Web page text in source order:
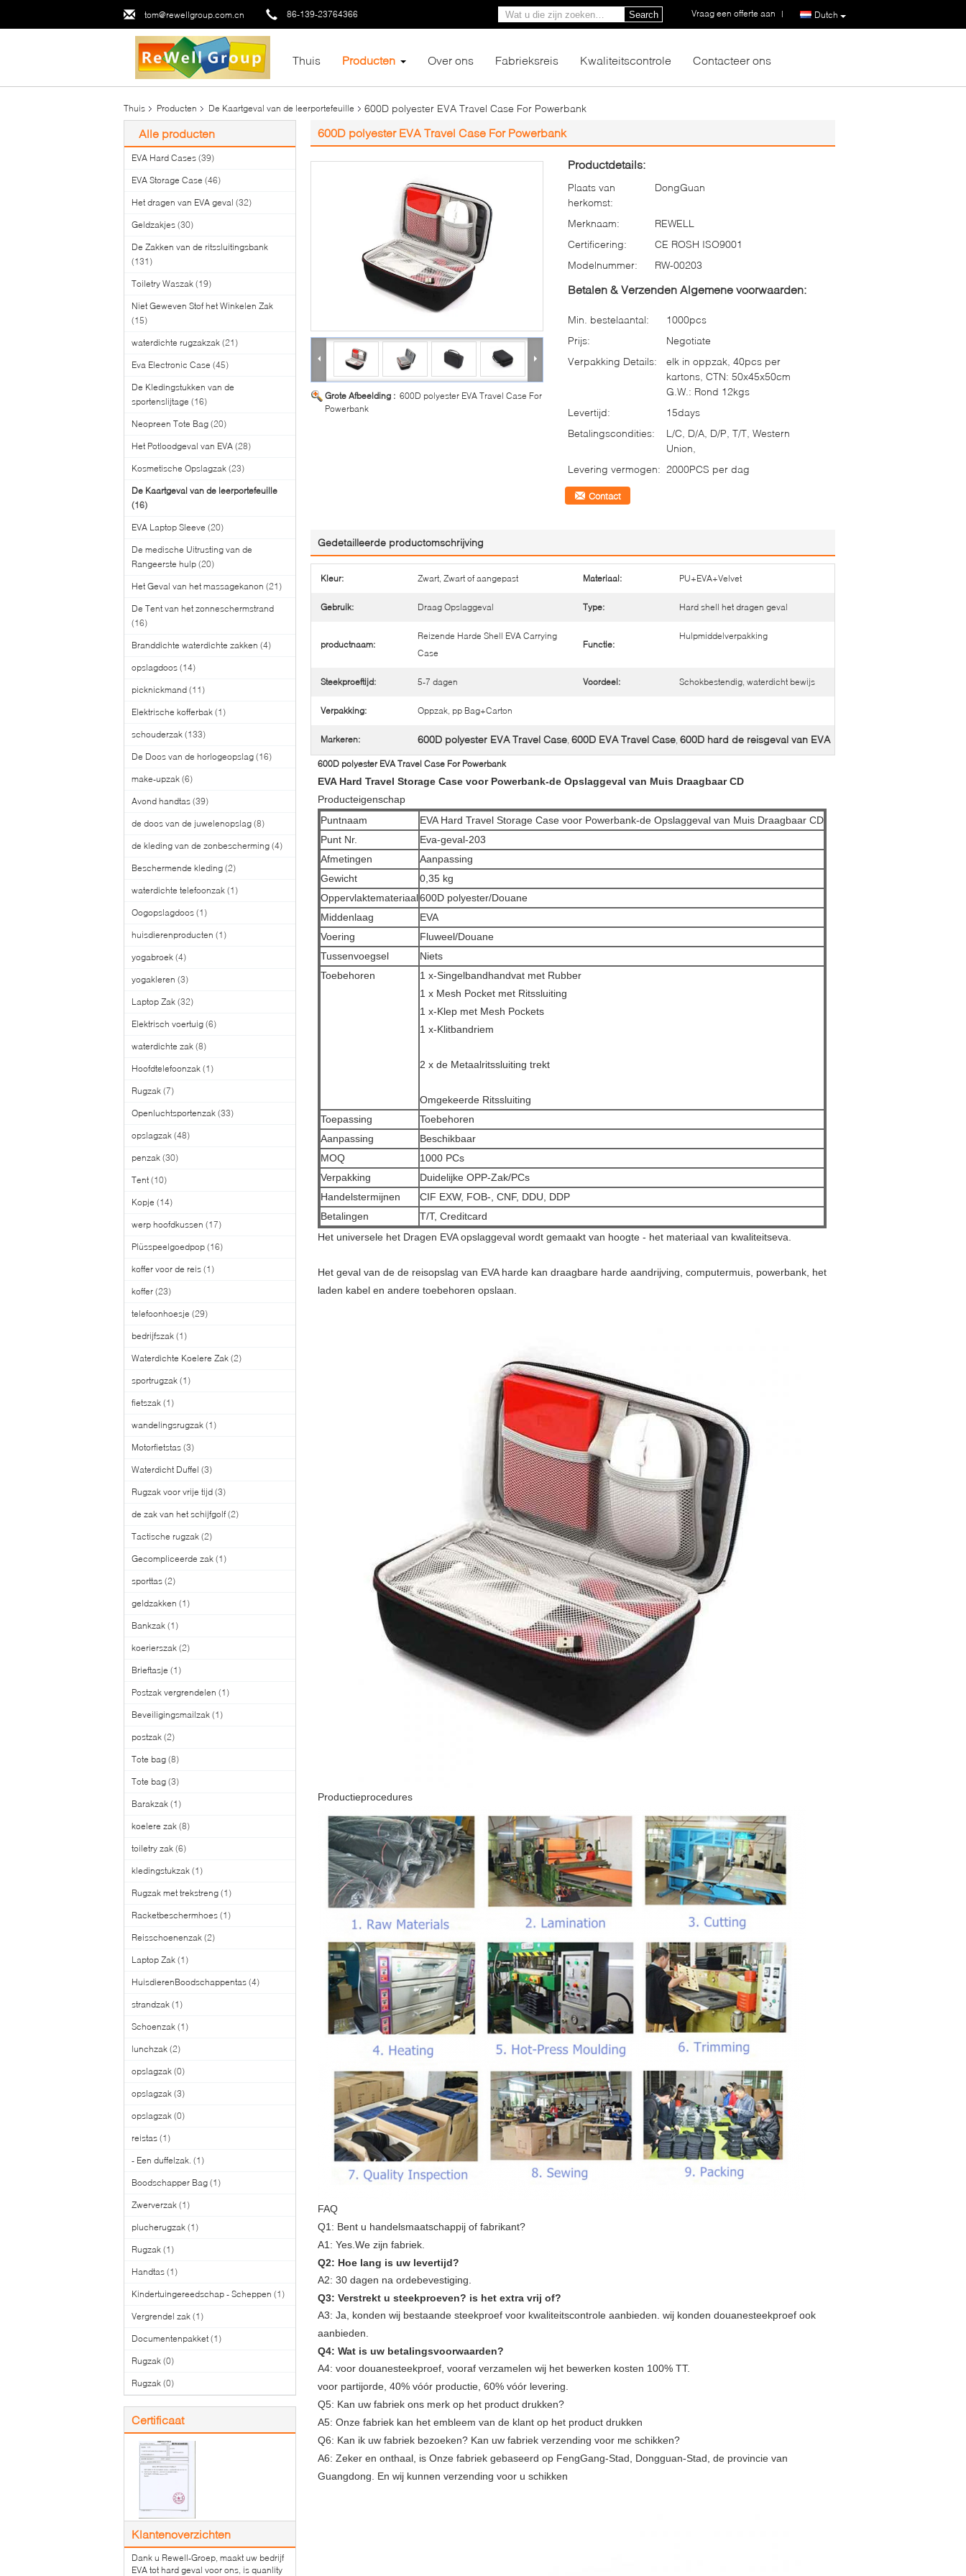
tom@rewellgroup.com.cn 86-139-23764366 Dutch
Vraag een offerte aan |
Search
Thuis Producten Over ons Fabrieksreis Kwaliteitscontrole Contacteer ons
Thuis Producten De Kaartgeval van de leerportefeuille 600D polyester EVA Travel Case For Powerbank
Alle producten
EVA Hard Cases (39)
EVA Storage Case (46)
Het dragen van EVA geval (32)
Geldzakjes (30)
De Zakken van de ritssluitingsbank
(131)
Toiletry Waszak (19)
Niet Geweven Stof het Winkelen Zak
(15)
waterdichte rugzakzak (21)
Eva Electronic Case (45)
De Kledingstukken van de
sportenslijtage (16)
Neopreen Tote Bag (20)
Het Potloodgeval van EVA (28)
Kosmetische Opslagzak (23)
De Kaartgeval van de leerportefeuille
(16)
EVA Laptop Sleeve (20)
De medische Uitrusting van de
Rangeerste hulp (20)
Het Geval van het massagekanon (21)
De Tent van het zonneschermstrand
(16)
Branddichte waterdichte zakken (4)
opslagdoos (14)
picknickmand (11)
Elektrische kofferbak (1)
schouderzak (133)
De Doos van de horlogeopslag (16)
make-upzak (6)
Avond handtas (39)
de doos van de juwelenopslag (8)
de kleding van de zonbescherming (4)
Beschermende kleding (2)
waterdichte telefoonzak (1)
Oogopslagdoos (1)
huisdierenproducten (1)
yogabroek (4)
yogakleren (3)
Laptop Zak (32)
Elektrisch voertuig (6)
waterdichte zak (8)
Hoofdtelefoonzak (1)
Rugzak (7)
Openluchtsportenzak (33)
opslagzak (48)
penzak (30)
Tent (10)
Kopje (14)
werp hoofdkussen (17)
Plüsspeelgoedpop (16)
koffer voor de reis (1)
koffer (23)
telefoonhoesje (29)
bedrijfszak (1)
Waterdichte Koelere Zak (2)
sportrugzak (1)
fietszak (1)
wandelingsrugzak (1)
Motorfietstas (3)
Waterdicht Duffel (3)
Rugzak voor vrije tijd (3)
de zak van het schijfgolf (2)
Tactische rugzak (2)
Gecompliceerde zak (1)
sporttas (2)
geldzakken (1)
Bankzak (1)
koerierszak (2)
Brieftasje (1)
Postzak vergrendelen (1)
Beveiligingsmailzak (1)
postzak (2)
Tote bag (8)
Tote bag (3)
Barakzak (1)
koelere zak (8)
toiletry zak (6)
kledingstukzak (1)
Rugzak met trekstreng (1)
Racketbeschermhoes (1)
Reisschoenenzak (2)
Laptop Zak (1)
HuisdierenBoodschappentas (4)
strandzak (1)
Schoenzak (1)
lunchzak (2)
opslagzak (0)
opslagzak (3)
opslagzak (0)
reistas (1)
- Een duffelzak. (1)
Boodschapper Bag (1)
Zwerverzak (1)
plucherugzak (1)
Rugzak (1)
Handtas (1)
Kindertuingereedschap - Scheppen (1)
Vergrendel zak (1)
Documentenpakket (1)
Rugzak (0)
Rugzak (0)
Certificaat
Klantenoverzichten
Dank u Rewell-Groep, maakt uw bedrijf
EVA tot hard geval voor ons, is quanlity
600D polyester EVA Travel Case For Powerbank
Grote Afbeelding : 600D polyester EVA Travel Case For
Powerbank
Productdetails:
Plaats van
herkomst:
DongGuan
Merknaam:
REWELL
Certificering:
CE ROSH ISO9001
Modelnummer:
RW-00203
Betalen & Verzenden Algemene voorwaarden:
Min. bestelaantal:
1000pcs
Prijs:
Negotiate
Verpakking Details:
elk in oppzak, 40pcs per
kartons, CTN: 50x45x50cm
G.W.: Rond 12kgs
Levertijd:
15days
Betalingscondities:
L/C, D/A, D/P, T/T, Western
Union,
Levering vermogen: 2000PCS per dag
Contact
Gedetailleerde productomschrijving
Kleur: Zwart, Zwart of aangepast Materiaal: PU+EVA+Velvet
Gebruik: Draag Opslaggeval Type: Hard shell het dragen geval
productnaam:
Reizende Harde Shell EVA Carrying
Case
Functie:
Hulpmiddelverpakking
Steekproeftijd: 5-7 dagen Voordeel: Schokbestendig, waterdicht bewijs
Verpakking: Oppzak, pp Bag+Carton
Markeren: 600D polyester EVA Travel Case, 600D EVA Travel Case, 600D hard de reisgeval van EVA
600D polyester EVA Travel Case For Powerbank
EVA Hard Travel Storage Case voor Powerbank-de Opslaggeval van Muis Draagbaar CD
Producteigenschap
Puntnaam
EVA Hard Travel Storage Case voor Powerbank-de Opslaggeval van Muis Draagbaar CD
Punt Nr.
Eva-geval-203
Afmetingen
Aanpassing
Gewicht
0,35 kg
Oppervlaktemateriaal600D polyester/Douane
Middenlaag
EVA
Voering
Fluweel/Douane
Tussenvoegsel
Niets
Toebehoren
1 x-Singelbandhandvat met Rubber
1 x Mesh Pocket met Ritssluiting
1 x-Klep met Mesh Pockets
1 x-Klitbandriem
2 x de Metaalritssluiting trekt
Omgekeerde Ritssluiting
Toepassing
Toebehoren
Aanpassing
Beschikbaar
MOQ
1000 PCs
Verpakking
Duidelijke OPP-Zak/PCs
Handelstermijnen
CIF EXW, FOB-, CNF, DDU, DDP
Betalingen
T/T, Creditcard
Het universele het Dragen EVA opslaggeval wordt gemaakt van hoogte - het materiaal van kwaliteitseva.
Het geval van de de reisopslag van EVA harde kan draagbare harde aandrijving, computermuis, powerbank, het
laden kabel en andere toebehoren opslaan.
Productieprocedures
FAQ
Q1: Bent u handelsmaatschappij of fabrikant?
A1: Yes.We zijn fabriek.
Q2: Hoe lang is uw levertijd?
A2: 30 dagen na ordebevestiging.
Q3: Verstrekt u steekproeven? is het extra vrij of?
A3: Ja, konden wij bestaande steekproef voor kwaliteitscontrole aanbieden. wij konden douanesteekproef ook
aanbieden.
Q4: Wat is uw betalingsvoorwaarden?
A4: voor douanesteekproef, vooraf verzamelen wij het bewerken kosten 100% TT.
voor partijorde, 40% vóór productie, 60% vóór levering.
Q5: Kan uw fabriek ons merk op het product drukken?
A5: Onze fabriek kan het embleem van de klant op het product drukken
Q6: Kan ik uw fabriek bezoeken? Kan uw fabriek verzending voor me schikken?
A6: Zeker en onthaal, is Onze fabriek gebaseerd op FengGang-Stad, Dongguan-Stad, de provincie van
Guangdong. En wij kunnen verzending voor u schikken